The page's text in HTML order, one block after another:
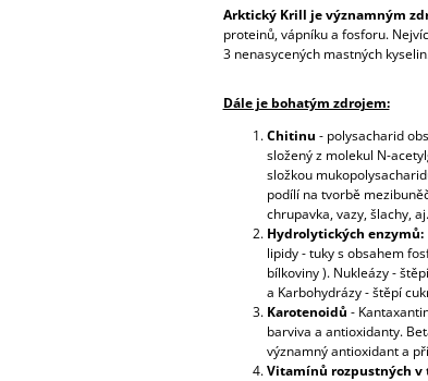
Arktický Krill je významným
proteinů, vápníku a fosforu.
3 nenasycených mastných
Dále je bohatým zdrojem:
Chitinu - polysacharid
složený z molekul N-
složkou
podílí na tvorbě
chrupavka, vazy, šlachy, aj.
Hydrolytických enzymů:
lipidy - tuky s obsahem
bílkoviny ). Nukleázy-
a Karbohydrázy- štěpí
Karotenoidů -
barviva a antioxidanty.
významný antioxidant a
Vitamínů rozpustných v